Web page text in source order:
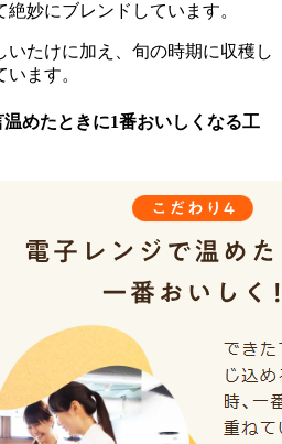
絶妙にブレンド しています。
いたけに加え、旬の時期に収穫し
ます。
めたときに1番おいしくなる工